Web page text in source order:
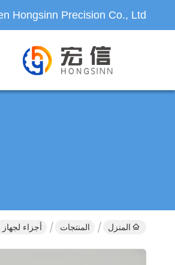
Hongsinn Precision Co., Ltd.
المنزل المنتجات أجزاء لجهاز CNC